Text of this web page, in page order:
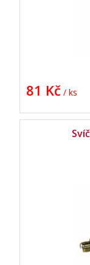
81 Kč / ks